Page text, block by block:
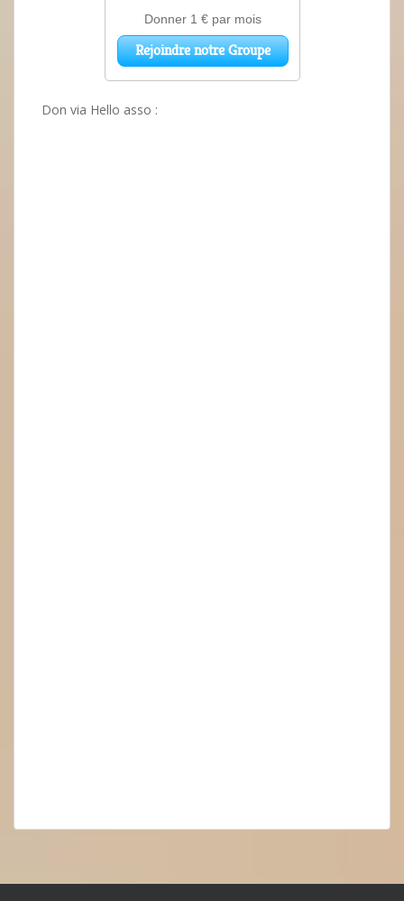
Don via Hello asso :